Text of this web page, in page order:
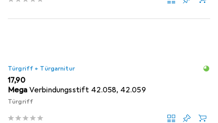
Türgriff + Türgarnitur
EUR
17,90
Mega Verbindungsstift 42.058, 42.059
Türgriff